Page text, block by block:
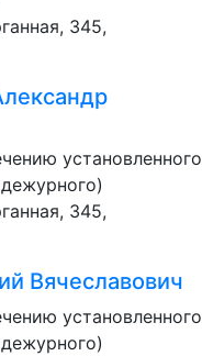
345,
установленного
345,
Вячеславович
установленного